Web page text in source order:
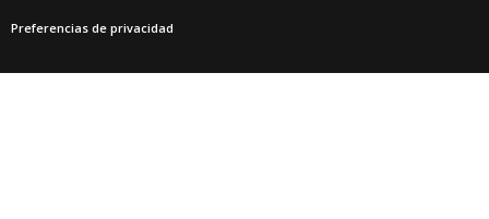
Preferencias de privacidad